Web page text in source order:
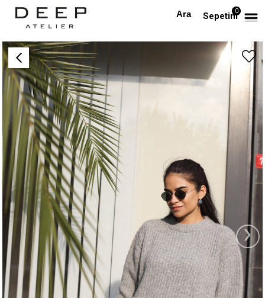
Sepetim0
Anasayfa ÜST GİYİM Gri Cepli Kazak
›